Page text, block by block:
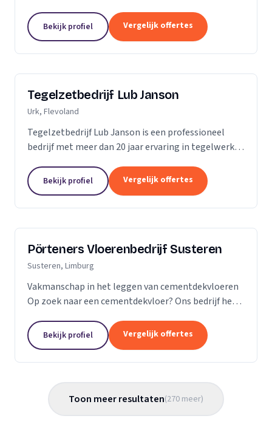
timmerbranche, toen hij in 2004 met zijn eigen
bedrijf van start ging....
Bekijk profiel Vergelijk offertes
Tegelzetbedrijf Lub Janson
Urk, Flevoland
Tegelzetbedrijf Lub Janson is een professioneel
bedrijf met meer dan 20 jaar ervaring in tegelwerk.
Bekijk profiel Vergelijk offertes
Pörteners Vloerenbedrijf Susteren
Susteren, Limburg
Vakmanschap in het leggen van cementdekvloeren
Op zoek naar een cementdekvloer? Ons bedrijf heeft
ervaring wat betreft woningbouw en utiliteitsbouw.
Bekijk profiel Vergelijk offertes
Toon meer resultaten(270 meer)